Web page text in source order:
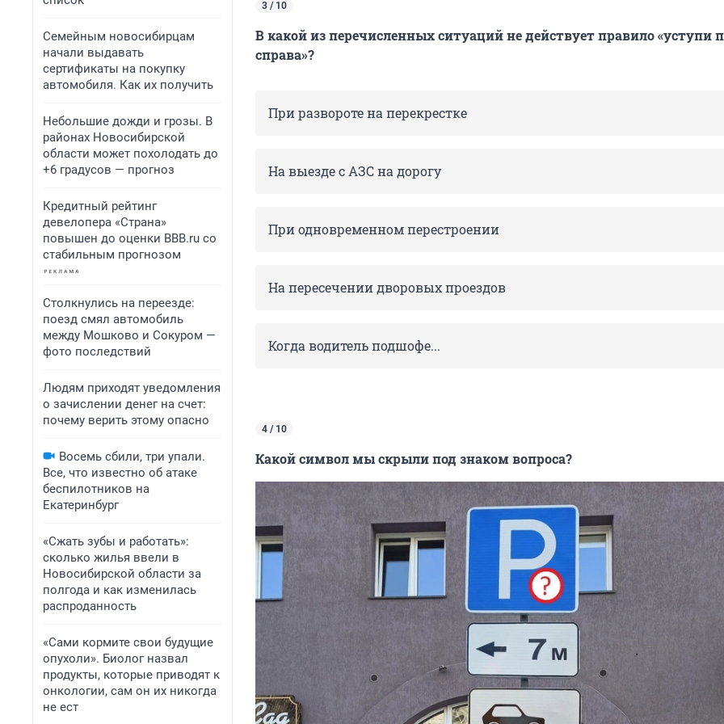
Семейным новосибирцам
начали выдавать
сертификаты на покупку
автомобиля. Как их получить
Небольшие дожди и грозы. В
районах Новосибирской
области может похолодать до
+6 градусов — прогноз
Кредитный рейтинг
девелопера «Страна»
повышен до оценки BBB.ru со
стабильным прогнозом
Столкнулись на переезде:
поезд смял автомобиль
между Мошково и Сокуром —
фото последствий
Людям приходят уведомления
о зачислении денег на счет:
почему верить этому опасно
Восемь сбили, три упали.
Все, что известно об атаке
беспилотников на
Екатеринбург
«Сжать зубы и работать»:
сколько жилья ввели в
Новосибирской области за
полгода и как изменилась
распроданность
«Сами кормите свои будущие
опухоли». Биолог назвал
продукты, которые приводят к
онкологии, сам он их никогда
не ест
3 / 10
В какой из перечисленных ситуаций не действует правило «уступи
справа»?
При развороте на перекрестке
На выезде с АЗС на дорогу
При одновременном перестроении
На пересечении дворовых проездов
Когда водитель подшофе...
4 / 10
Какой символ мы скрыли под знаком вопроса?